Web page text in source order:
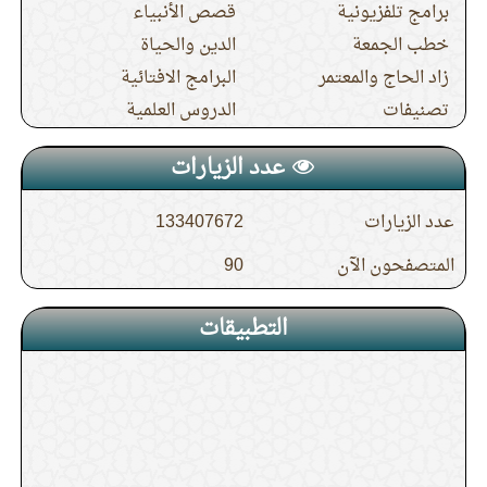
برامج تلفزيونية
قصص الأنبياء
خطب الجمعة
الدين والحياة
زاد الحاج والمعتمر
البرامج الافتائية
تصنيفات
الدروس العلمية
عدد الزيارات
عدد الزيارات
133407672
المتصفحون الآن
90
التطبيقات